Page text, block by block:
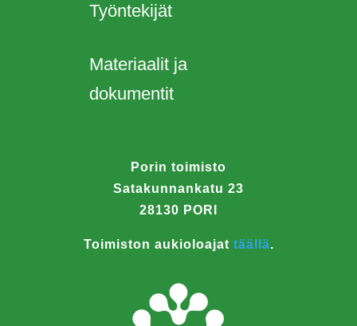
Työntekijät
Materiaalit ja
dokumentit
Porin toimisto
Satakunnankatu 23
28130 PORI
Toimiston aukioloajat täällä.